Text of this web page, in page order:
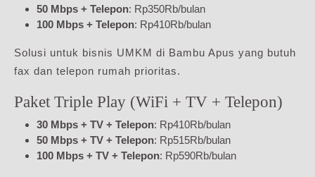
50 Mbps + Telepon: Rp350Rb/bulan
100 Mbps + Telepon: Rp410Rb/bulan
Solusi untuk bisnis UMKM di Bambu Apus yang butuh
fax dan telepon rumah prioritas.
Paket Triple Play (WiFi + TV + Telepon)
30 Mbps + TV + Telepon: Rp410Rb/bulan
50 Mbps + TV + Telepon: Rp515Rb/bulan
100 Mbps + TV + Telepon: Rp590Rb/bulan